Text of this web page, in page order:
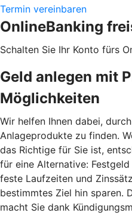
Termin vereinbaren
OnlineBanking
Schalten Sie Ihr Konto fürs
Geld anlegen mit
Möglichkeiten
Wir helfen Ihnen dabei,
Anlageprodukte zu finden.
das Richtige für Sie ist,
für eine Alternative:
feste Laufzeiten und
bestimmtes Ziel hin sparen.
macht Sie dank